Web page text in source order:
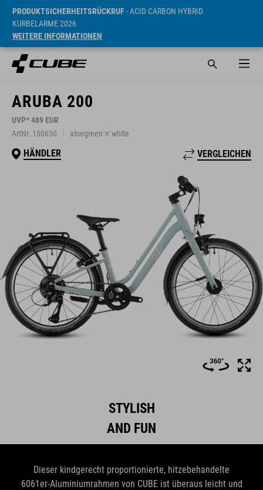
PRODUKTSICHERHEITSRÜCKRUF- ACID CARBON HYBRID
KURBELARME 2026
WEITERE INFORMATIONEN
ARUBA 200
UVP* 489 EUR
ArtNr. 150650
aloegreen´n´white
HÄNDLER VERGLEICHEN
STYLISH
AND FUN
Dieser kindgerecht proportionierte, hitzebehandelte
6061er-Aluminiumrahmen von CUBE ist überaus leicht und